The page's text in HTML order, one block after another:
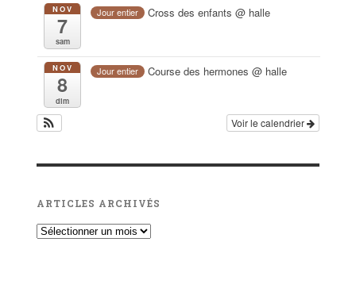
NOV
7
sam
Jour entier Cross des enfants @ halle
NOV
8
dim
Jour entier Course des hermones @ halle
Voir le calendrier
ARTICLES ARCHIVÉS